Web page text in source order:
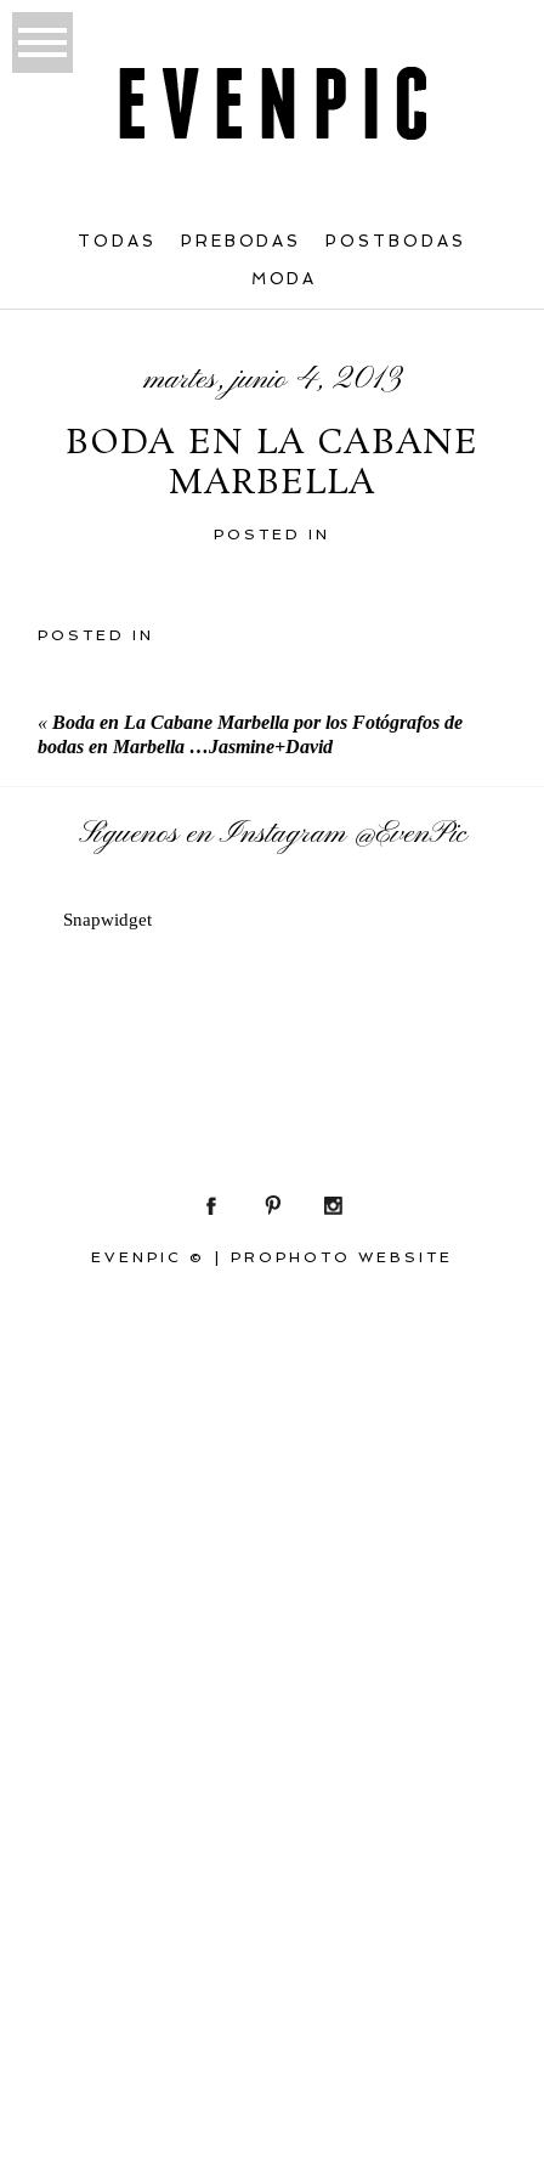
TODAS PREBODAS POSTBODAS
MODA
martes, junio 4, 2013
BODA EN LA CABANE
MARBELLA
POSTED IN
POSTED IN
« Boda en La Cabane Marbella por los Fotógrafos de
bodas en Marbella …Jasmine+David
Síguenos en Instagram@EvenPic
Snapwidget
EVENPIC © PROPHOTO WEBSITE